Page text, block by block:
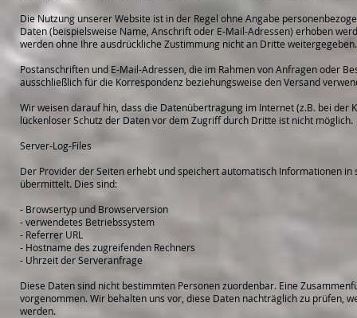
Die Nutzung unserer Website ist in der Regel ohne Angabe
Daten (beispielsweise Name, Anschrift oder E-Mail-Adressen) erhoben
werden ohne Ihre ausdrückliche Zustimmung nicht an Dritte weitergegeben.
Postanschriften und E-Mail-Adressen, die im Rahmen von Anfragen oder
ausschließlich für die Korrespondenz beziehungsweise den Versand
Wir weisen darauf hin, dass die Datenübertragung im Internet (z.B. bei der
lückenloser Schutz der Daten vor dem Zugriff durch Dritte ist nicht möglich.
Server-Log-Files
Der Provider der Seiten erhebt und speichert automatisch Informationen
übermittelt. Dies sind:
- Browsertyp und Browserversion
- verwendetes Betriebssystem
- Referrer URL
- Hostname des zugreifenden Rechners
- Uhrzeit der Serveranfrage
Diese Daten sind nicht bestimmten Personen zuordenbar. Eine
vorgenommen. Wir behalten uns vor, diese Daten nachträglich zu prüfen,
werden.